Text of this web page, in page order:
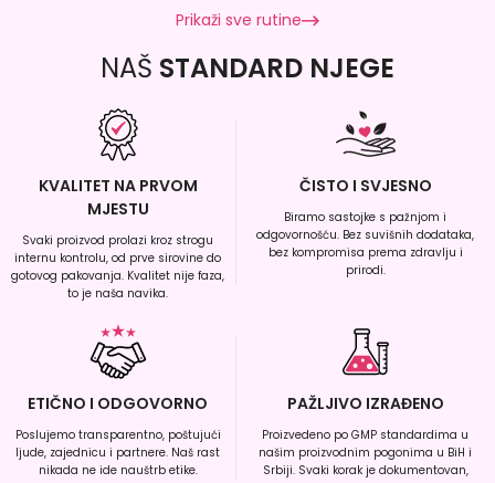
Prikaži sve rutine
NAŠ STANDARD NJEGE
KVALITET NA PRVOM
MJESTU
Svaki proizvod prolazi kroz strogu
internu kontrolu, od prve sirovine do
gotovog pakovanja. Kvalitet nije faza,
to je naša navika.
ČISTO I SVJESNO
Biramo sastojke s pažnjom i
odgovornošću. Bez suvišnih dodataka,
bez kompromisa prema zdravlju i
prirodi.
ETIČNO I ODGOVORNO
Poslujemo transparentno, poštujući
ljude, zajednicu i partnere. Naš rast
nikada ne ide nauštrb etike.
PAŽLJIVO IZRAĐENO
Proizvedeno po GMP standardima u
našim proizvodnim pogonima u BiH i
Srbiji. Svaki korak je dokumentovan,